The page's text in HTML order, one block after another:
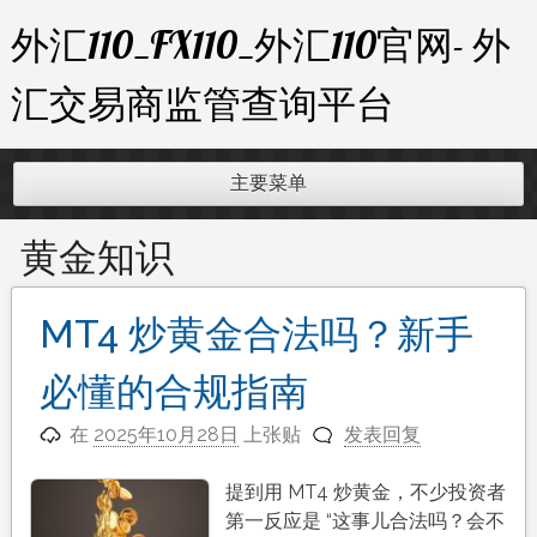
至
内
容
外汇110_FX110_外汇110官网- 外
汇交易商监管查询平台
主要菜单
黄金知识
MT4 炒黄金合法吗？新手
必懂的合规指南
在 2025年10月28日 上张贴 发表回复
提到用 MT4 炒黄金，不少投资者
第一反应是 “这事儿合法吗？会不